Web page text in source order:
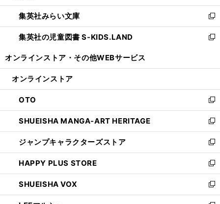
開
く
ウ
で
開
く
ン
ド
ウ
で
ウ
ィ
ン
ド
開
集英社みらい文庫
新
し
い
ン
ウ
で
開
く
集英社の児童図書 S-KIDS.LAND
新
ウ
ン
ド
ウ
で
開
く
オンラインストア・ その他WEBサービス
オンラインストア
OTO
新
し
い
ウ
ィ
ン
ド
ウ
で
開
SHUEISHA MANGA-ART HERITAGE
新
し
い
ウ
ィ
ン
ド
ウ
ジャンプキャラクターズストア
新
し
い
ウ
ィ
ン
HAPPY PLUS STORE
新
し
い
ウ
SHUEISHA VOX
新
し